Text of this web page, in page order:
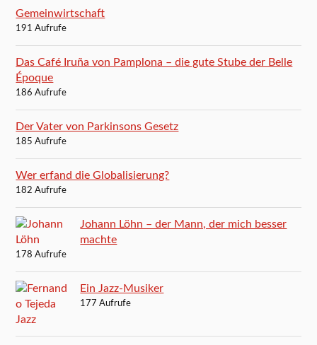
Gemeinwirtschaft
191 Aufrufe
Das Café Iruña von Pamplona – die gute Stube der Belle
Époque
186 Aufrufe
Der Vater von Parkinsons Gesetz
185 Aufrufe
Wer erfand die Globalisierung?
182 Aufrufe
Johann Löhn – der Mann, der mich besser
machte
178 Aufrufe
Ein Jazz-Musiker
177 Aufrufe